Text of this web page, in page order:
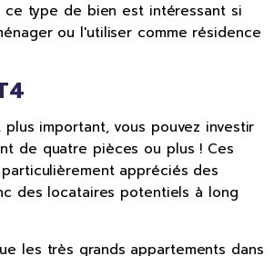
ce type de bien est intéressant si
ou l'utiliser comme résidence
important, vous pouvez investir
de quatre pièces ou plus ! Ces
appréciés des
des locataires potentiels à long
les très grands appartements dans